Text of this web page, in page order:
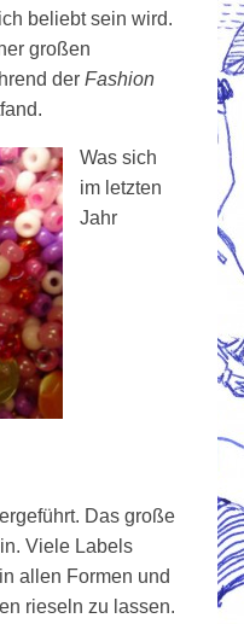
beliebt sein wird.
großen
derFashion
Was sich
im letzten
Jahr
Das große
Viele Labels
allen Formen und
rieseln zu lassen.